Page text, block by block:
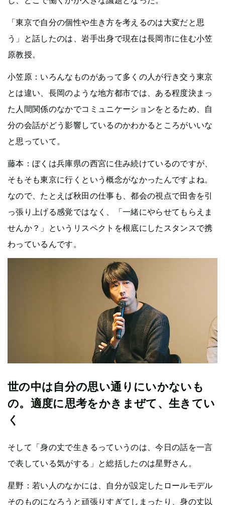
「東京で自分の個性や生き方を考えるのは大変だと思
う」と話したのは、岩手出身で現在は長岡市に住む小笠
原教授。
小笠原：いろんなものがあって多くの人が行き交う東京
とは違い、長岡のような地方都市では、ある程度決まっ
た人間関係のなかでコミュニケーションをとるため、自
分の会話がどう影響しているのかわかるところがいいな
と思っていて。
藤本：ぼくは兵庫県の西宮に住み続けているのですが、
そもそも東京に行くという概念がなかったんですよね。
なので、たとえば秋田の仕事も、都会の視点で田舎を引
っ張り上げる感覚ではなく、「一緒にやらせてもらえま
せんか？」というリスペクトを根底にしたスタンスで携
わっているんです。
世の中は自分の思い通りにいかないも
の。適度に思考をかきまぜて、生きてい
く
そして「身の丈で生きるっていうのは、今日の話を一言
で表している気がする」と総括したのは星野さん。
星野：若い人のなかには、自分が設定したロールモデル
そのものになろうと頑張りすぎてしまったり、身の丈以